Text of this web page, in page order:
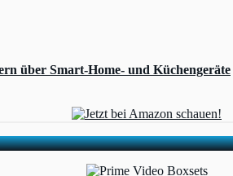
über Smart-Home- und Küchengeräte